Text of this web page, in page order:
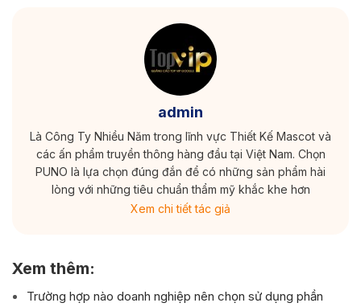
admin
Là Công Ty Nhiều Năm trong lĩnh vực Thiết Kế Mascot và
các ấn phẩm truyền thông hàng đầu tại Việt Nam. Chọn
PUNO là lựa chọn đúng đắn để có những sản phẩm hài
lòng với những tiêu chuẩn thẩm mỹ khắc khe hơn
Xem chi tiết tác giả
Xem thêm:
Trường hợp nào doanh nghiệp nên chọn sử dụng phần